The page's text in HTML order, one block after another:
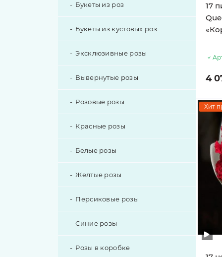
Букеты из роз
Букеты из кустовых роз
Эксклюзивные розы
Вывернутые розы
Розовые розы
Красные розы
Белые розы
Желтые розы
Персиковые розы
Синие розы
Розы в коробке
17
4
Хит